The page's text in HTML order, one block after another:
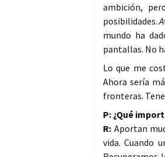
ambición,
posibilidades.
mundo ha
pantallas. No
Lo que me
Ahora sería
fronteras.
P: ¿Qué
R: Aportan
vida. Cuando